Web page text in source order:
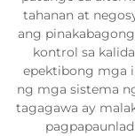
tahanan at
ang
kontrol sa
epektibong mga
ng mga sistema
tagagawa ay